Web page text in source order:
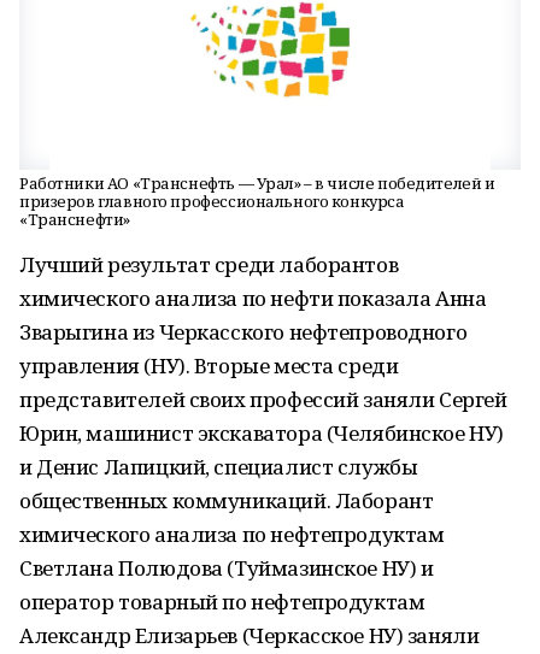
Работники АО «Транснефть — Урал» – в числе победителей и
призеров главного профессионального конкурса
«Транснефти»
Лучший результат среди лаборантов
химического анализа по нефти показала Анна
Зварыгина из Черкасского нефтепроводного
управления (НУ). Вторые места среди
представителей своих профессий заняли Сергей
Юрин, машинист экскаватора (Челябинское НУ)
и Денис Лапицкий, специалист службы
общественных коммуникаций. Лаборант
химического анализа по нефтепродуктам
Светлана Полюдова (Туймазинское НУ) и
оператор товарный по нефтепродуктам
Александр Елизарьев (Черкасское НУ) заняли